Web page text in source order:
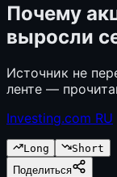
Почему
выросли
Источник не
ленте —
Investing.com RU
Long
Short
Поделиться